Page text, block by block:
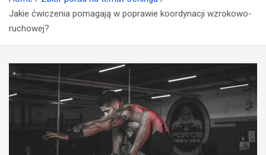
Jakie ćwiczenia pomagają w poprawie koordynacji wzrokowo-
ruchowej?